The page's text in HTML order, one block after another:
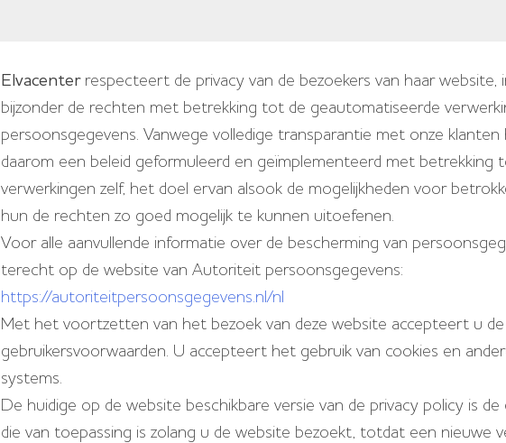
Elvacenterrespecteert de privacy van de bezoekers van haar website,
bijzonder de rechten met betrekking tot de geautomatiseerde
persoonsgegevens. Vanwege volledige transparantie met onze klanten
daarom een beleid geformuleerd en geïmplementeerd met betrekking
verwerkingen zelf, het doel ervan alsook de mogelijkheden voor
hun de rechten zo goed mogelijk te kunnen uitoefenen.
Voor alle aanvullende informatie over de bescherming van
terecht op de website van Autoriteit persoonsgegevens:
https://autoriteitpersoonsgegevens.nl/nl
Met het voortzetten van het bezoek van deze website accepteert u de
gebruikersvoorwaarden. U accepteert het gebruik van cookies en
systems.
De huidige op de website beschikbare versie van de privacy policy is de
die van toepassing is zolang u de website bezoekt, totdat een nieuwe